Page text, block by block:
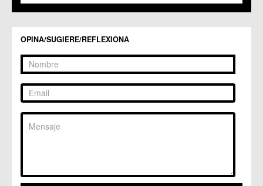
C.C. Zarandona
OPINA/SUGIERE/REFLEXIONA